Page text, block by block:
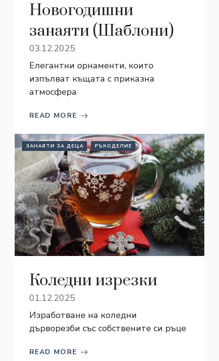
Новогодишни
занаяти (Шаблони)
03.12.2025
Елегантни орнаменти, които
изпълват къщата с приказна
атмосфера
READ MORE
ЗАНАЯТИ ЗА ДЕЦА РЪКОДЕЛИЕ
Коледни изрезки
01.12.2025
Изработване на коледни
дърворезби със собствените си ръце
READ MORE